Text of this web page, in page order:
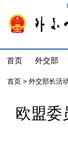
首页 外交部
首页 > 外交部长活
欧盟委